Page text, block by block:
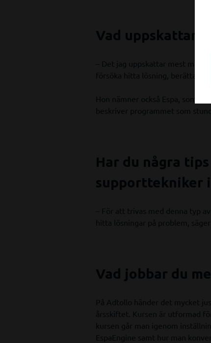
Vad uppskattar
– Det jag uppskattar mest med
försöka hitta lösning, berättar
Hon nämner också Espa, som
beskriver programmet som
Har du några
supporttekniker
– För att trivas med denna typ
hitta lösningar på problem, säger
Vad jobbar du
På Adtollo händer det mycket
årsskiftet. Kursen är utformad
kursen går man igenom
EspaEngine samt hur man